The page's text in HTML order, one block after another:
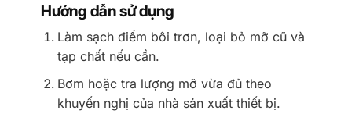
Hướng dẫn sử dụng
Làm sạch điểm bôi trơn, loại bỏ mỡ cũ và
tạp chất nếu cần.
Bơm hoặc tra lượng mỡ vừa đủ theo
khuyến nghị của nhà sản xuất thiết bị.